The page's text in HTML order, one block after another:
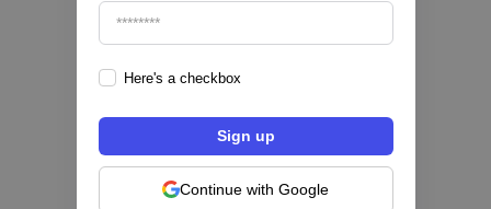
Here's a checkbox
Continue with Google
Los bancos se están dividiendo en dos
categorías frente a la IA | Mambu